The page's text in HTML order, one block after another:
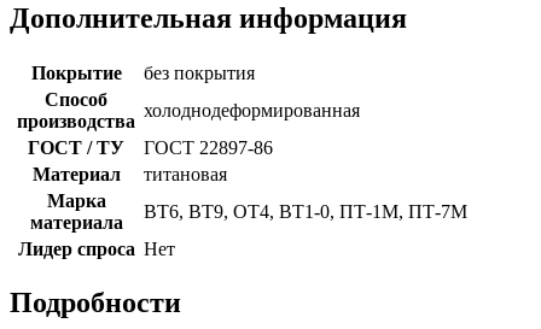
Дополнительная информация
Покрытие
без покрытия
Способ
производства
холоднодеформированная
ГОСТ / ТУ
ГОСТ 22897-86
Материал
титановая
Марка
материала
ВТ6, ВТ9, ОТ4, ВТ1-0, ПТ-1М, ПТ-7М
Лидер спроса Нет
Подробности